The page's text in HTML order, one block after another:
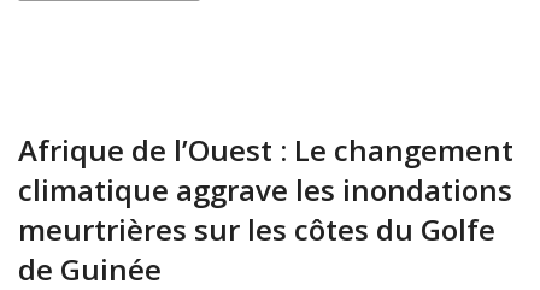
Afrique de l’Ouest : Le changement
climatique aggrave les inondations
meurtrières sur les côtes du Golfe
de Guinée